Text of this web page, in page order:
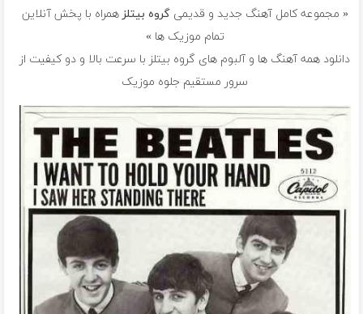
« مجموعه کامل آهنگ جدید و قدیمیگروه بیتلز همراه با پخش آنلاین
تمام موزیک ها »
دانلود همه آهنگ ها و آلبوم های گروه بیتلز با سرعت بالا و دو کیفیت از
سرور مستقیم جلوه موزیک